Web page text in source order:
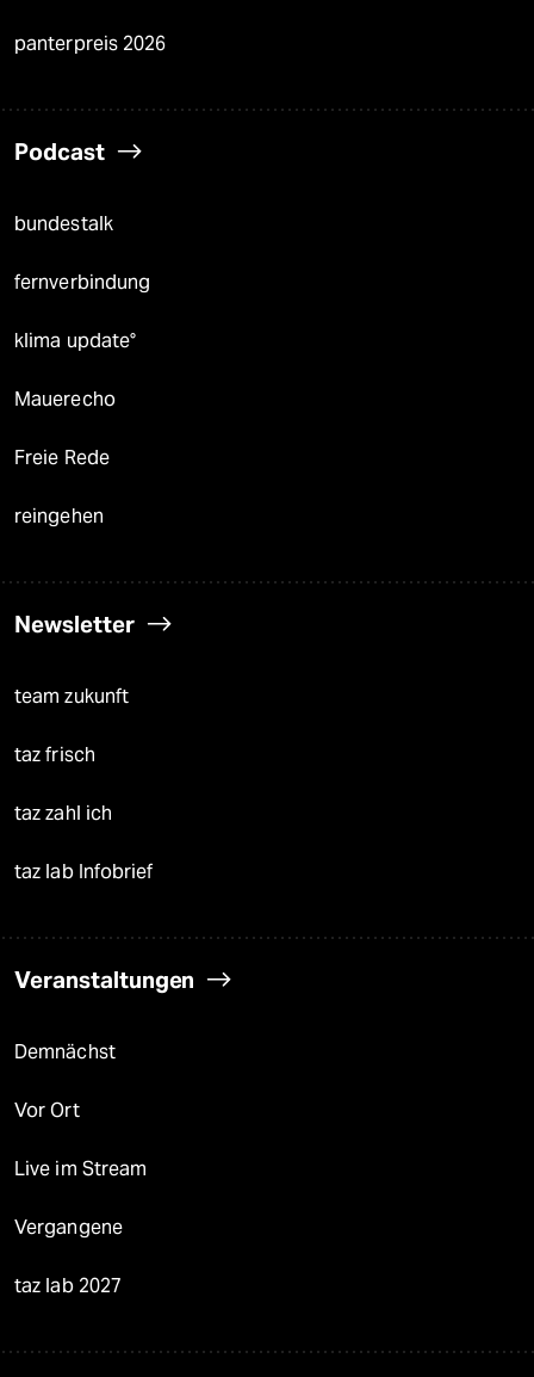
panterpreis 2026
Podcast
bundestalk
fernverbindung
klima update°
Mauerecho
Freie Rede
reingehen
Newsletter
team zukunft
taz frisch
taz zahl ich
taz lab Infobrief
Veranstaltungen
Demnächst
Vor Ort
Live im Stream
Vergangene
taz lab 2027